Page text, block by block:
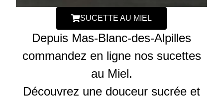
Découvrez une douceur sucrée et
SUCETTE AU MIEL
Depuis Mas-Blanc-des-Alpilles
commandez en ligne nos sucettes
au Miel.